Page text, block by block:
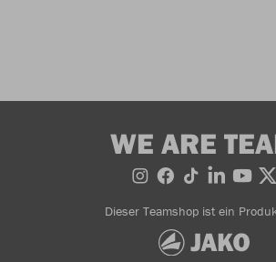
WE ARE
Dieser Teamshop ist ein